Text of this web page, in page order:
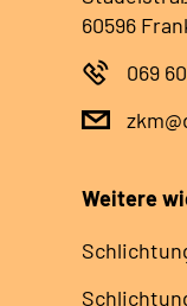
60596
069
Weitere